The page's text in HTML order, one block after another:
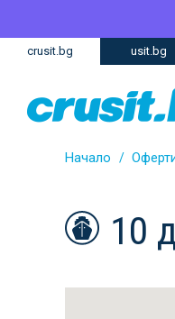
Премини
съдържание
Премини
crusit.bg usit.bg
Начало
10